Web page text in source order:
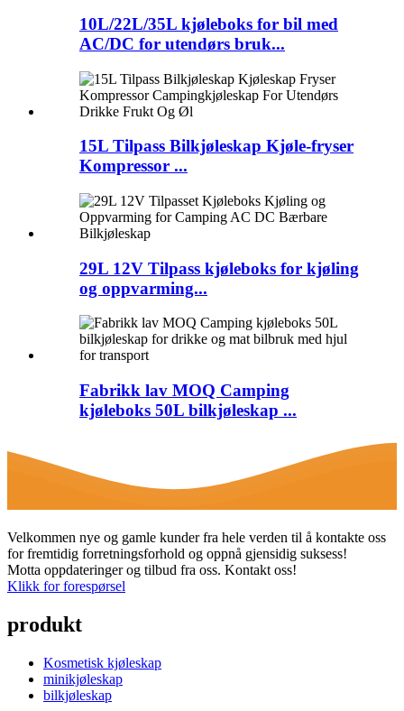
10L/22L/35L kjøleboks for bil med
AC/DC for utendørs bruk...
15L Tilpass Bilkjøleskap Kjøle-fryser
Kompressor ...
29L 12V Tilpass kjøleboks for kjøling
og oppvarming...
Fabrikk lav MOQ Camping
kjøleboks 50L bilkjøleskap ...
Velkommen nye og gamle kunder fra hele verden til å kontakte oss
for fremtidig forretningsforhold og oppnå gjensidig suksess!
Motta oppdateringer og tilbud fra oss. Kontakt oss!
Klikk for forespørsel
produkt
Kosmetisk kjøleskap
minikjøleskap
bilkjøleskap